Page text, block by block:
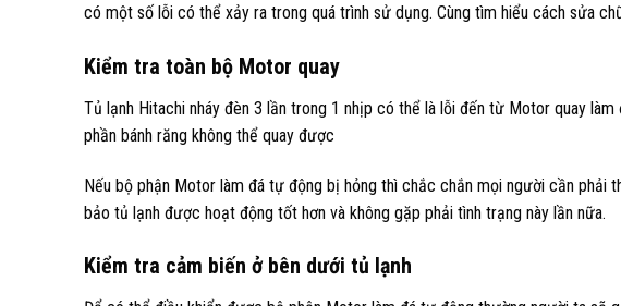
có một số lỗi có thể xảy ra trong quá trình sử dụng. Cùng tìm hiểu cách sửa
Kiểm tra toàn bộ Motor quay
Tủ lạnh Hitachi nháy đèn 3 lần trong 1 nhịp có thể là lỗi đến từ Motor quay
phần bánh răng không thể quay được
Nếu bộ phận Motor làm đá tự động bị hỏng thì chắc chắn mọi người cần phải
bảo tủ lạnh được hoạt động tốt hơn và không gặp phải tình trạng này lần nữa.
Kiểm tra cảm biến ở bên dưới tủ lạnh